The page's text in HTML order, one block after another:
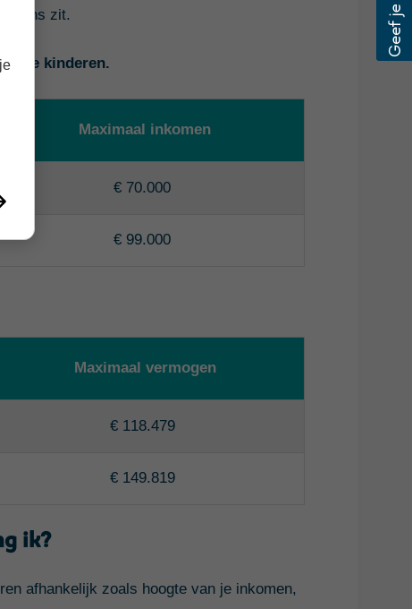
grens zit.
twee kinderen.
Maximaal inkomen
€ 70.000
€ 99.000
Maximaal vermogen
€ 118.479
€ 149.819
ik?
afhankelijk zoals hoogte van je inkomen,